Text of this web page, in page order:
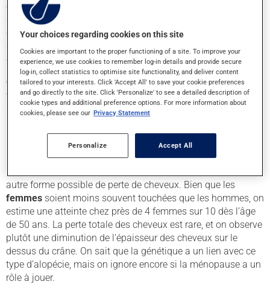
observée chez les hommes. Elle est liée à des facteurs
génétiques et à un excès d’hormones sexuelles androgènes,
comme la testostérone. C’est un dérivé de la testostérone, la
dihydrotestostérone (DHT), qui est responsable de la perte de
cheveux.
Chez l'homme, l’alopécie peut commencer autour de la
vingtaine. Vers l’âge de 70 ans, près de 8 hommes sur 10 en
seront atteints. La perte de cheveux débute généralement sur
Une couronne de cheveux plus ou moins importante peut
subsister malgré la perte.
autre forme possible de perte de cheveux. Bien que les
femmes soient moins souvent touchées que les hommes, on
estime une atteinte chez près de 4 femmes sur 10 dès l’âge
de 50 ans. La perte totale des cheveux est rare, et on observe
plutôt une diminution de l'épaisseur des cheveux sur le
dessus du crâne. On sait que la génétique a un lien avec ce
type d’alopécie, mais on ignore encore si la ménopause a un
rôle à jouer.
Your choices regarding cookies on this site
Cookies are important to the proper functioning of a site. To improve your
experience, we use cookies to remember log-in details and provide secure
log-in, collect statistics to optimise site functionality, and deliver content
tailored to your interests. Click 'Accept All' to save your cookie preferences
and go directly to the site. Click 'Personalize' to see a detailed description of
cookie types and additional preference options. For more information about
cookies, please see our Privacy Statement
Personalize Accept All